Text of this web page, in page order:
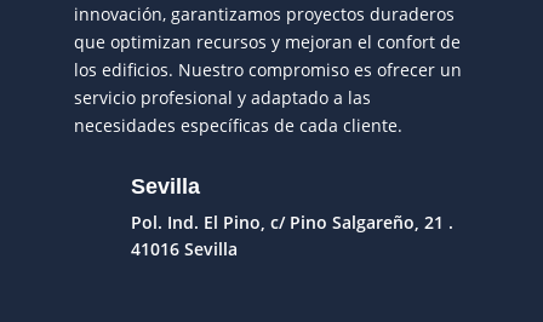
innovación, garantizamos proyectos duraderos
que optimizan recursos y mejoran el confort de
los edificios. Nuestro compromiso es ofrecer un
servicio profesional y adaptado a las
necesidades específicas de cada cliente.
Sevilla
Pol. Ind. El Pino, c/ Pino Salgareño, 21 .
41016 Sevilla